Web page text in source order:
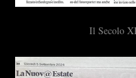
Il Secolo